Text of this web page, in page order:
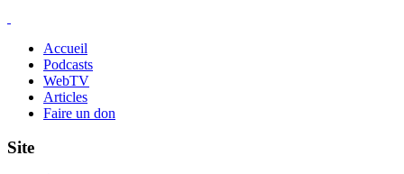
Accueil
Podcasts
WebTV
Articles
Faire un don
Site